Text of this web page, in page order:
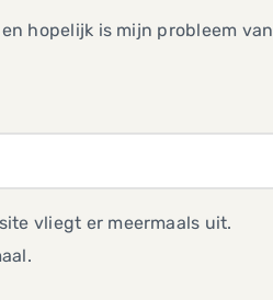
hopelijk is mijn probleem van
vliegt er meermaals uit.